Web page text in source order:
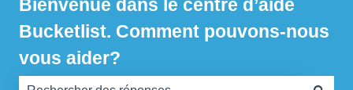
Bienvenue dans le centre d’aide
Bucketlist. Comment pouvons-nous
vous aider?